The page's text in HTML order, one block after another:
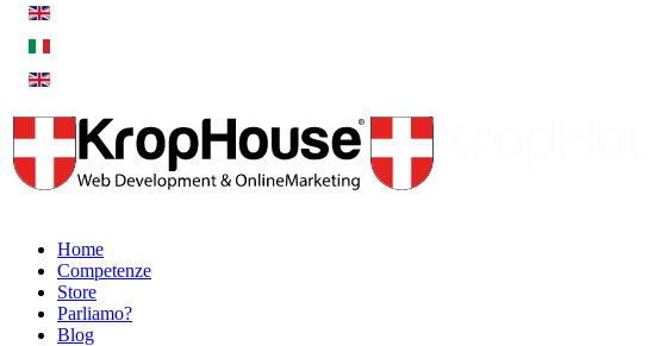
Home
Competenze
Store
Parliamo?
Blog